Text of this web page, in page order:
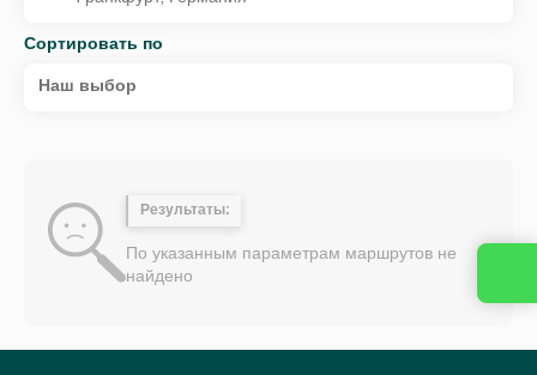
Сортировать по
Наш выбор
Результаты:
По указанным параметрам маршрутов не
найдено